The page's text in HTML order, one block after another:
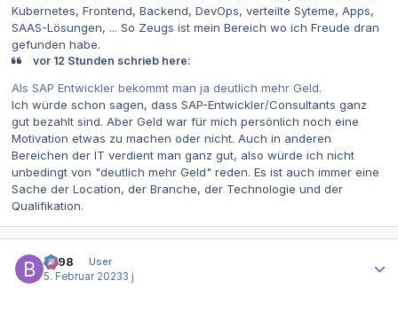
Kubernetes, Frontend, Backend, DevOps, verteilte Syteme, Apps,
SAAS-Lösungen, ... So Zeugs ist mein Bereich wo ich Freude dran
gefunden habe.
vor 12 Stunden schrieb here:
Als SAP Entwickler bekommt man ja deutlich mehr Geld.
Ich würde schon sagen, dass SAP-Entwickler/Consultants ganz
gut bezahlt sind. Aber Geld war für mich persönlich noch eine
Motivation etwas zu machen oder nicht. Auch in anderen
Bereichen der IT verdient man ganz gut, also würde ich nicht
unbedingt von "deutlich mehr Geld" reden. Es ist auch immer eine
Sache der Location, der Branche, der Technologie und der
Qualifikation.
be98
User
5. Februar 20233 j